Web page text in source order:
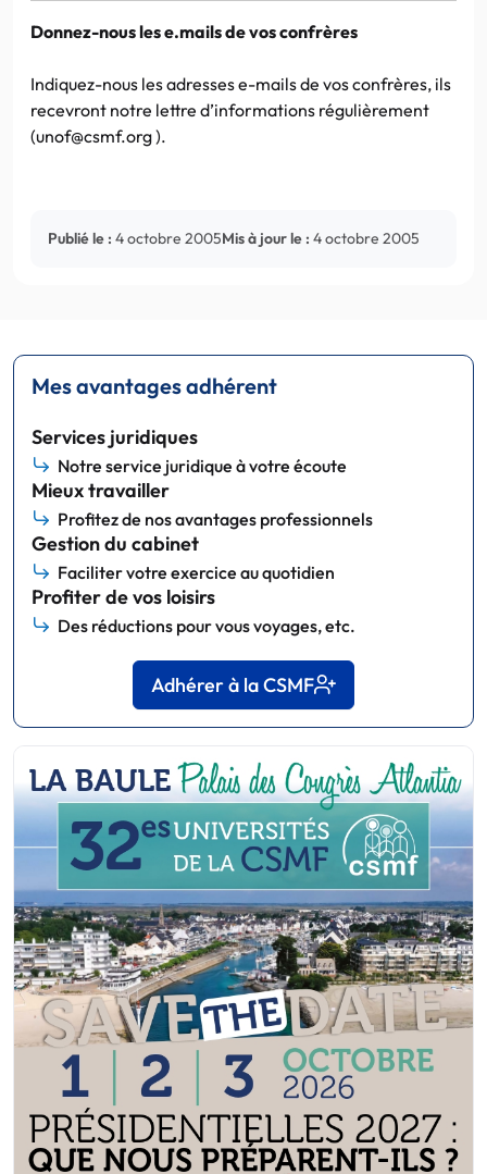
Donnez-nous les e.mails de vos confrères
Indiquez-nous les adresses e-mails de vos confrères, ils
recevront notre lettre d’informations régulièrement
(unof@csmf.org ).
Publié le : 4 octobre 2005Mis à jour le : 4 octobre 2005
Mes avantages adhérent
Services juridiques
Notre service juridique à votre écoute
Mieux travailler
Profitez de nos avantages professionnels
Gestion du cabinet
Faciliter votre exercice au quotidien
Profiter de vos loisirs
Des réductions pour vous voyages, etc.
Adhérer à la CSMF